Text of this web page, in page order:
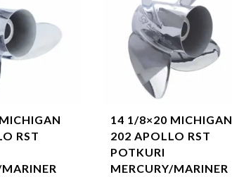
RST
14 1/8×20 MICHIGAN
202 APOLLO RST
POTKURI
MERCURY/MARINER